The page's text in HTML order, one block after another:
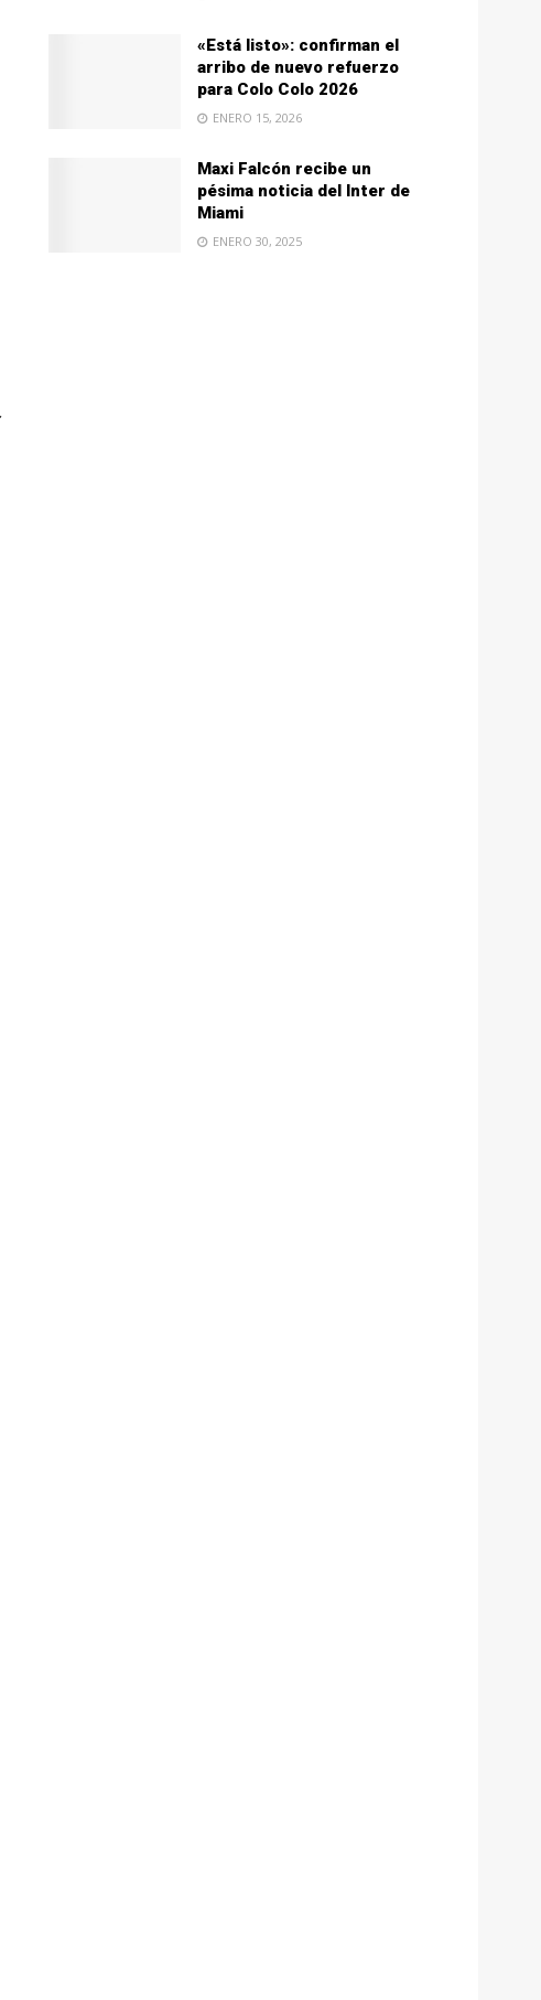
«Está listo»: confirman el
arribo de nuevo refuerzo
para Colo Colo 2026
ENERO 15, 2026
Maxi Falcón recibe un
pésima noticia del Inter de
Miami
ENERO 30, 2025